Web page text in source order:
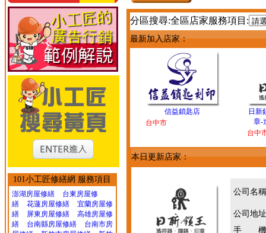
101小工匠修繕網 服務項目
澎湖房屋修繕
台東房屋修
繕
花蓮房屋修繕
宜蘭房屋修
繕
屏東房屋修繕
高雄房屋修
繕
台南縣房屋修繕
台南市房
分區搜尋:全區店家服務項目:
最新加入店家：
信益鎖匙店
台中市
日新
章-
台中
本日更新店家：
公司名
公司地
手 機